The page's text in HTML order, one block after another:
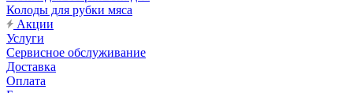
Колоды для рубки мяса
Акции
Услуги
Сервисное обслуживание
Доставка
Оплата